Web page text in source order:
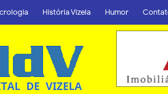
História Vizela Humor